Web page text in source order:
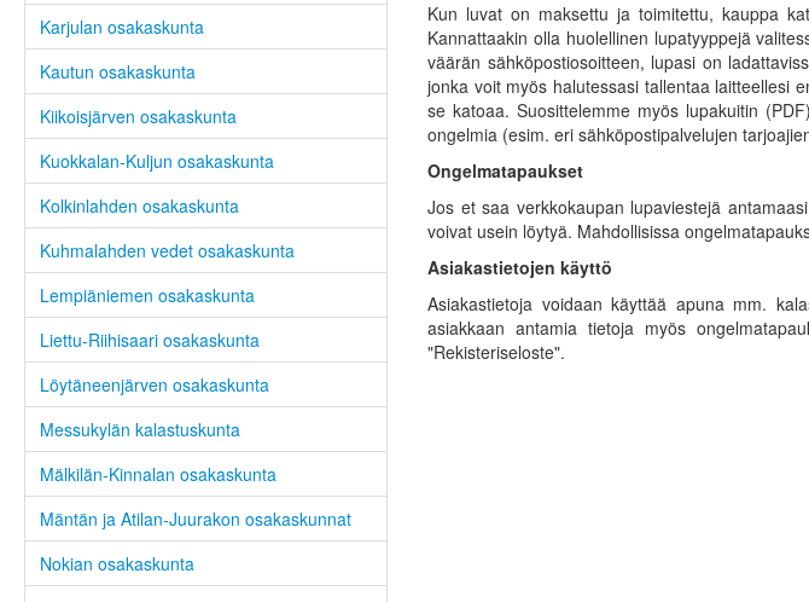
Karjulan osakaskunta
Kautun osakaskunta
Kiikoisjärven osakaskunta
Kuokkalan-Kuljun osakaskunta
Kolkinlahden osakaskunta
Kuhmalahden vedet osakaskunta
Lempiäniemen osakaskunta
Liettu-Riihisaari osakaskunta
Löytäneenjärven osakaskunta
Messukylän kalastuskunta
Mälkilän-Kinnalan osakaskunta
Mäntän ja Atilan-Juurakon osakaskunnat
Nokian osakaskunta
Kun luvat on maksettu ja toimitettu, kauppa
Kannattaakin olla huolellinen lupatyyppejä
väärän sähköpostiosoitteen, lupasi on
jonka voit myös halutessasi tallentaa laitteellesi
se katoaa. Suosittelemme myös lupakuitin
ongelmia (esim. eri sähköpostipalvelujen
Ongelmatapaukset
Jos et saa verkkokaupan lupaviestejä
voivat usein löytyä. Mahdollisissa
Asiakastietojen käyttö
Asiakastietoja voidaan käyttää apuna mm.
asiakkaan antamia tietoja myös
"Rekisteriseloste".